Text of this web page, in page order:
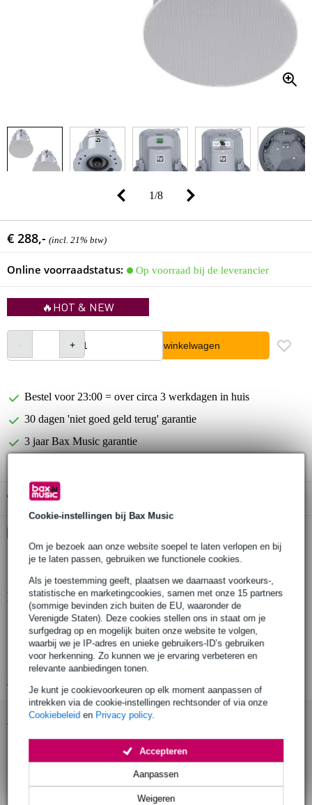
Cookie-instellingen bij Bax Music
Om je bezoek aan onze website soepel te laten verlopen en bij
je te laten passen, gebruiken we functionele cookies.
Als je toestemming geeft, plaatsen we daarnaast voorkeurs-,
statistische en marketingcookies, samen met onze 15 partners
(sommige bevinden zich buiten de EU, waaronder de
Verenigde Staten). Deze cookies stellen ons in staat om je
surfgedrag op en mogelijk buiten onze website te volgen,
waarbij we je IP-adres en unieke gebruikers-ID’s gebruiken
voor herkenning. Zo kunnen we je ervaring verbeteren en
relevante aanbiedingen tonen.
Je kunt je cookievoorkeuren op elk moment aanpassen of
intrekken via de cookie-instellingen rechtsonder of via onze
Cookiebeleid en Privacy policy.
Weigeren
Aanpassen
Accepteren
1/8
€ 288,- (incl. 21% btw)
Online voorraadstatus: Op voorraad bij de leverancier
🔥HOT & NEW
In winkelwagen
Bestel voor 23:00 = over circa 3 werkdagen in huis
30 dagen 'niet goed geld terug' garantie
3 jaar Bax Music garantie
Gratis ophalen in de winkel
voordelen
€ 14,40 eenmalig
Productinformatie
100 v ingangen: 70/100 V
Aantal plafondluidsprekers: 2
Gebruik: installatie
Accessoires (5)